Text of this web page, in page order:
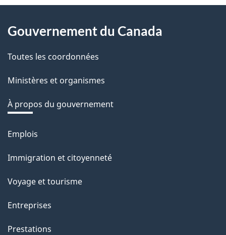
v
o
t
r
r
é
t
r
a
c
i
o
About
this
site
Gouvernement du Canada
Toutes les coordonnées
Ministères et organismes
À propos du gouvernement
Thèmes
sujets
Emplois
Immigration et citoyenneté
Voyage et tourisme
Entreprises
Prestations